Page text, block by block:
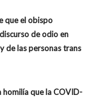
que el obispo
de odio en
de las personas trans
homilía que la COVID-